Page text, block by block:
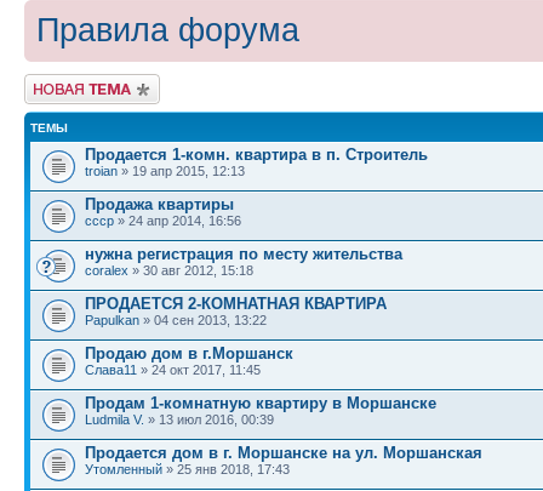
Правила форума
Новая тема
ТЕМЫ
Продается 1-комн. квартира в п. Строитель
troian » 19 апр 2015, 12:13
Продажа квартиры
ссср » 24 апр 2014, 16:56
нужна регистрация по месту жительства
coralex » 30 авг 2012, 15:18
ПРОДАЕТСЯ 2-КОМНАТНАЯ КВАРТИРА
Papulkan » 04 сен 2013, 13:22
Продаю дом в г.Моршанск
Слава11 » 24 окт 2017, 11:45
Продам 1-комнатную квартиру в Моршанске
Ludmila V. » 13 июл 2016, 00:39
Продается дом в г. Моршанске на ул. Моршанская
Утомленный » 25 янв 2018, 17:43